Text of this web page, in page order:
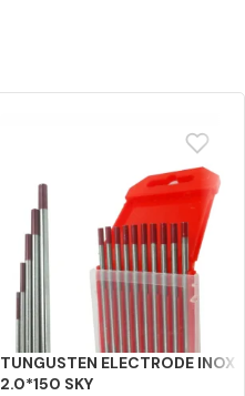
TUNGUSTEN ELECTRODE INOX
2.0*150 SKY